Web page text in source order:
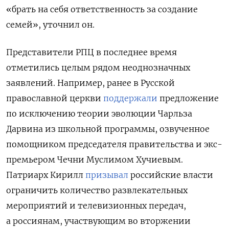
«брать на себя ответственность за создание
семей», уточнил он.
Представители РПЦ в последнее время
отметились целым рядом неоднозначных
заявлений. Например, ранее в Русской
православной церкви поддержали предложение
по исключению теории эволюции Чарльза
Дарвина из школьной программы, озвученное
помощником председателя правительства и экс-
премьером Чечни Муслимом Хучиевым.
Патриарх Кирилл призывал российские власти
ограничить количество развлекательных
мероприятий и телевизионных передач,
а россиянам, участвующим во вторжении